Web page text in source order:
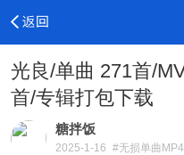
光良/单曲 271首/
首/专辑打包下载
糖拌饭
2025-1-16 #无损单曲MP4